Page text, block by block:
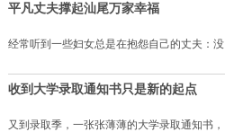
平凡丈夫撑起汕尾万家幸福
经常听到一些妇女总是在抱怨自己的丈夫：没
收到大学录取通知书只是新的起点
又到录取季，一张张薄薄的大学录取通知书，